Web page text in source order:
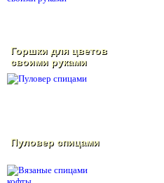
Горшки для цветов
своими руками
Пуловер спицами